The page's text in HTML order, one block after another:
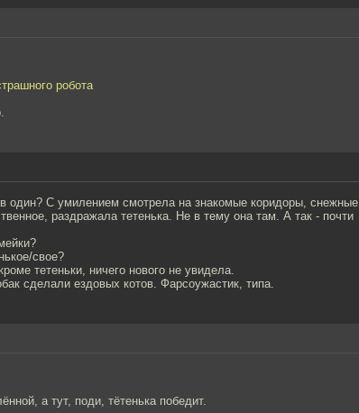
робота
один? С умилением смотрела на знакомые коридоры, снежные
раздражала тетенька. Не в тему она там. А так - почти
свое?
тетеньки, ничего нового не увидела.
сделали ездовых котов. Фарсоужастик, типа.
а тут, поди, тётенька победит.